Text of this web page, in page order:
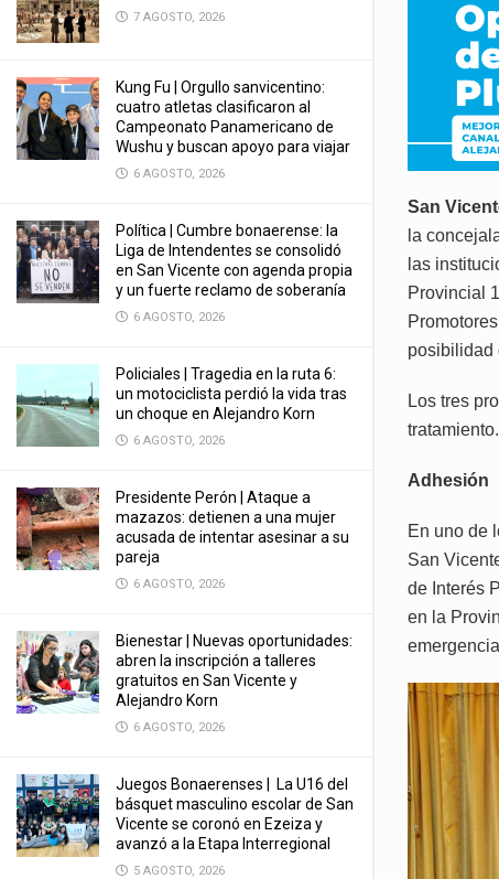
7 AGOSTO, 2026
Kung Fu | Orgullo sanvicentino:
cuatro atletas clasificaron al
Campeonato Panamericano de
Wushu y buscan apoyo para viajar
6 AGOSTO, 2026
Política | Cumbre bonaerense: la
Liga de Intendentes se consolidó
en San Vicente con agenda propia
y un fuerte reclamo de soberanía
6 AGOSTO, 2026
Policiales | Tragedia en la ruta 6:
un motociclista perdió la vida tras
un choque en Alejandro Korn
6 AGOSTO, 2026
Presidente Perón | Ataque a
mazazos: detienen a una mujer
acusada de intentar asesinar a su
pareja
6 AGOSTO, 2026
Bienestar | Nuevas oportunidades:
abren la inscripción a talleres
gratuitos en San Vicente y
Alejandro Korn
6 AGOSTO, 2026
Juegos Bonaerenses | La U16 del
básquet masculino escolar de San
Vicente se coronó en Ezeiza y
avanzó a la Etapa Interregional
5 AGOSTO, 2026
San
la
las
Provincial
posibilidad
Los tres
tratamiento.
Adhesión
En uno de
San
de Interés
en la